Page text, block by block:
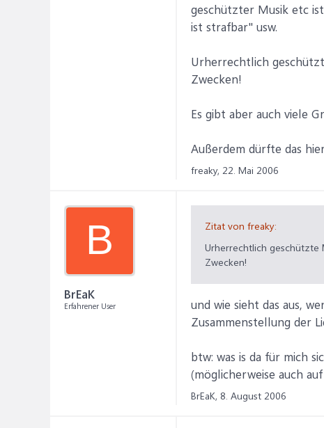
geschützter Musik etc
ist strafbar" usw.
Urherrechtlich
Zwecken!
Es gibt aber auch viele
Außerdem dürfte das
freaky, 22. Mai 2006
B
BrEaK
Erfahrener User
Zitat von freaky:
Urherrechtlich geschützte
Zwecken!
und wie sieht das aus,
Zusammenstellung der
btw: was is da für mich
(möglicherweise auch
BrEaK, 8. August 2006